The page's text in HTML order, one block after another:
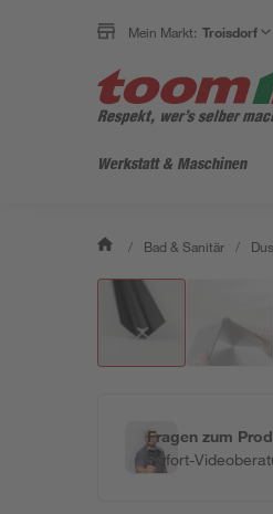
Mein Markt: Troisdorf
Werkstatt & Maschinen
/ Bad & Sanitär /
Fragen zum
Sofort-